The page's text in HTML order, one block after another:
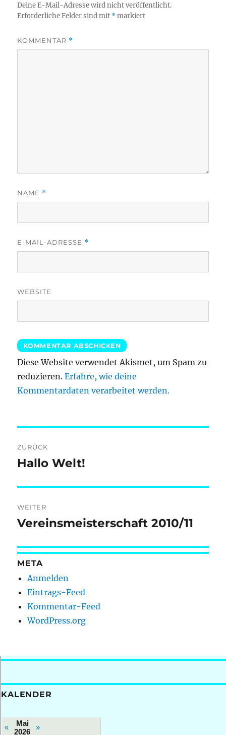
Deine E-Mail-Adresse wird nicht veröffentlicht.
Erforderliche Felder sind mit *markiert
KOMMENTAR *
NAME *
E-MAIL-ADRESSE *
WEBSITE
Diese Website verwendet Akismet, um Spam zu
reduzieren.Erfahre, wie deine
Kommentardaten verarbeitet werden.
ZURÜCK
Vorheriger
Hallo Welt!
WEITER
Nächster
Vereinsmeisterschaft 2010/11
META
Anmelden
Eintrags-Feed
Kommentar-Feed
WordPress.org
KALENDER
«
Mai
2026
»